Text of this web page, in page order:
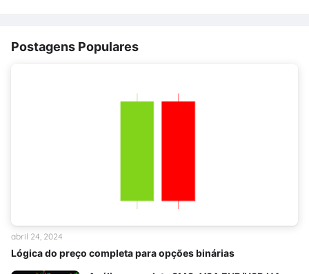
Postagens Populares
Lógica do preço completa para opções binárias
abril 24, 2024